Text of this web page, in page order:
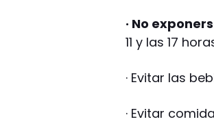
· No
11 y las 17
· Evitar las
· Evitar